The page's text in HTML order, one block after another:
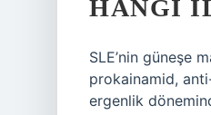
HANGI
SLE’nin güneşe
prokainamid,
ergenlik